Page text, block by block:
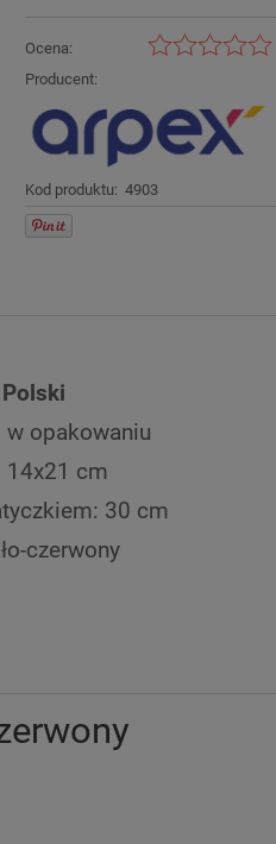
Ocena:
Producent:
Kod produktu: 4903
opakowaniu
14x21 cm
30 cm
czerwony